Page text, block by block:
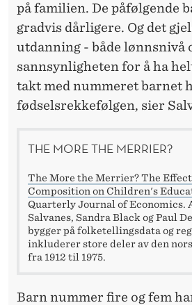
på familien. De påfølgende
gradvis dårligere. Og det
utdanning - både lønnsnivå
sannsynligheten for å ha
takt med nummeret barnet
fødselsrekkefølgen, sier
THE MORE THE MERRIER?
The More the Merrier? The
Composition on Children's
Quarterly Journal of Economics.
Salvanes, Sandra Black og Paul
bygger på folketellingsdata og
inkluderer store deler av den
fra 1912 til 1975.
Barn nummer fire og fem